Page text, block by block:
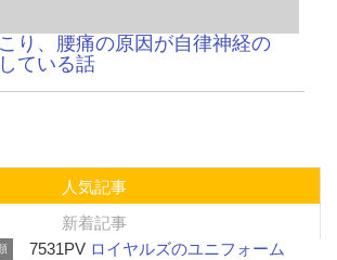
り、腰痛の原因が自律神経の
ている話
人気記事
新着記事
7531PV ロイヤルズのユニフォーム